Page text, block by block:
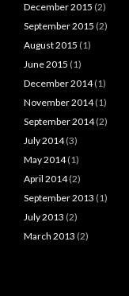
December 2015 (2)
September 2015 (2)
August 2015 (1)
June 2015 (1)
December 2014(1)
November 2014(1)
September 2014(2)
July 2014(3)
May 2014(1)
April 2014(2)
September 2013 (1)
July 2013 (2)
March 2013 (2)